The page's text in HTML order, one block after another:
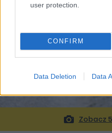
user protection.
CONFIRM
Data Deletion Data
Zobacz